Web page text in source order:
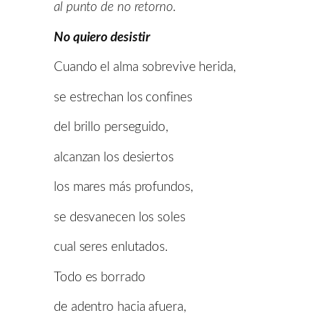
al punto de no retorno.
No quiero desistir
Cuando el alma sobrevive herida,
se estrechan los confines
del brillo perseguido,
alcanzan los desiertos
los mares más profundos,
se desvanecen los soles
cual seres enlutados.
Todo es borrado
de adentro hacia afuera,